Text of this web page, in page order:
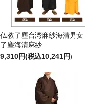
仏教了塵台湾麻紗海清男女
了塵海清麻紗
9,310円(税込10,241円)